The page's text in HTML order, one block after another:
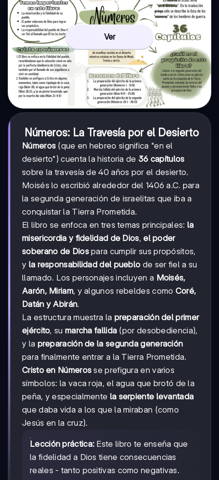
Ver
Números: La Travesía por el Desierto
Números (que en hebreo significa "en el
desierto") cuenta la historia de 36 capítulos
sobre la travesía de 40 años por el desierto.
Moisés lo escribió alrededor del 1406 a.C. para
la segunda generación de israelitas que iba a
conquistar la Tierra Prometida.
El libro se enfoca en tres temas principales: la
misericordia y fidelidad de Dios,el poder
soberano de Diospara cumplir sus propósitos,
y la responsabilidad del pueblo de ser fiel a su
llamado. Los personajes incluyen a Moisés,
Aarón, Miriam, y algunos rebeldes como Coré,
Datán y Abirán.
La estructura muestra la preparación del primer
ejército, su marcha fallida (por desobediencia),
y la preparación de la segunda generación
para finalmente entrar a la Tierra Prometida.
Cristo en Números se prefigura en varios
símbolos: la vaca roja, el agua que brotó de la
peña, y especialmente la serpiente levantada
que daba vida a los que la miraban (como
Jesús en la cruz).
Lección práctica: Este libro te enseña que
la fidelidad a Dios tiene consecuencias
reales - tanto positivas como negativas.